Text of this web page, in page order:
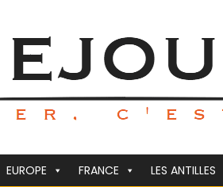
EUROPE FRANCE LES ANTILLES